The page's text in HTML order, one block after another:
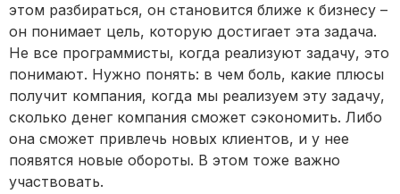
этом разбираться, он становится ближе к бизнесу –
он понимает цель, которую достигает эта задача.
Не все программисты, когда реализуют задачу, это
понимают. Нужно понять: в чем боль, какие плюсы
получит компания, когда мы реализуем эту задачу,
сколько денег компания сможет сэкономить. Либо
она сможет привлечь новых клиентов, и у нее
появятся новые обороты. В этом тоже важно
участвовать.